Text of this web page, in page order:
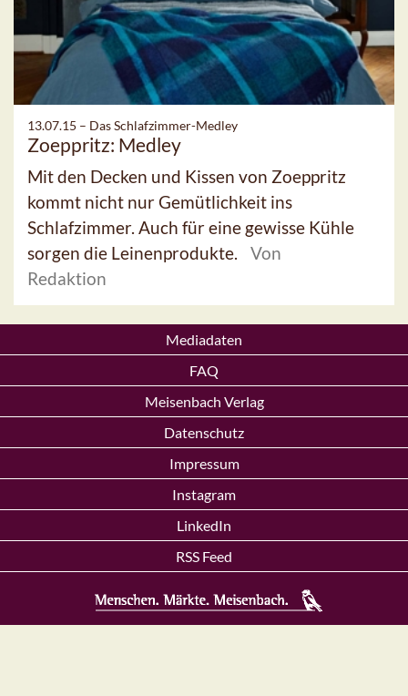
13.07.15 – Das Schlafzimmer-Medley
Zoeppritz: Medley
Mit den Decken und Kissen von Zoeppritz
kommt nicht nur Gemütlichkeit ins
Schlafzimmer. Auch für eine gewisse Kühle
sorgen die Leinenprodukte.
Von
Redaktion
Mediadaten
FAQ
Meisenbach Verlag
Datenschutz
Impressum
Instagram
LinkedIn
RSS Feed